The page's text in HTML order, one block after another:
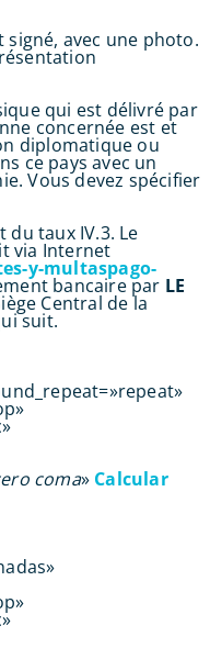
avec une photo.
qui est délivré par
concernée est et
diplomatique ou
ce pays avec un
Vous devez spécifier
du taux IV.3. Le
via Internet
y-multaspago-
bancaire par LE
Central de la
suit.
coma» Calcular